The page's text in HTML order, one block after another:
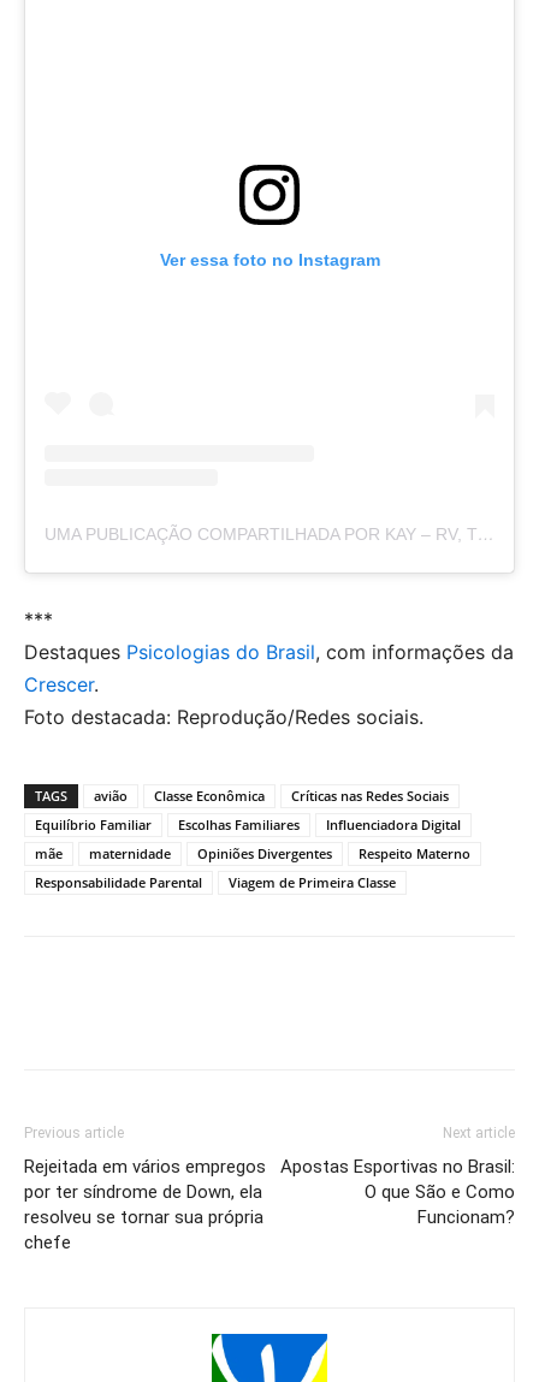
Ver essa foto no Instagram
UMA PUBLICAÇÃO COMPARTILHADA POR KAY – RV, TRAVEL, HOMESCHOOL (@THEMOMTROTTER)
***
Destaques Psicologias do Brasil, com informações da
Crescer.
Foto destacada: Reprodução/Redes sociais.
TAGS avião Classe Econômica
Críticas nas Redes Sociais
Equilíbrio Familiar
Escolhas Familiares
Influenciadora Digital
mãe
maternidade Opiniões Divergentes
Respeito Materno
Responsabilidade Parental
Viagem de Primeira Classe
Previous article
Rejeitada em vários empregos
por ter síndrome de Down, ela
resolveu se tornar sua própria
chefe
Next article
Apostas Esportivas no Brasil:
O que São e Como
Funcionam?